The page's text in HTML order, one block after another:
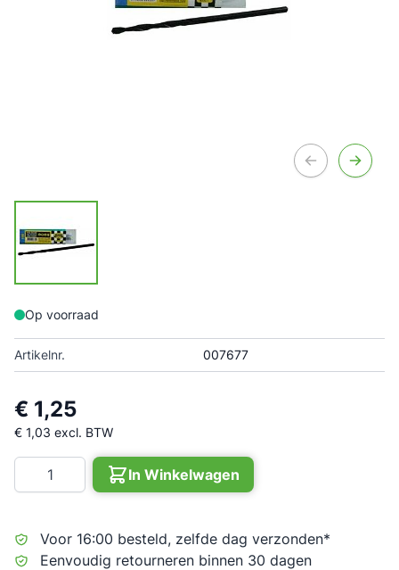
Op voorraad
Artikelnr. 007677
€ 1,25
€ 1,03 excl. BTW
Aantal
In Winkelwagen
Voor 16:00 besteld, zelfde dag verzonden*
Eenvoudig retourneren binnen 30 dagen